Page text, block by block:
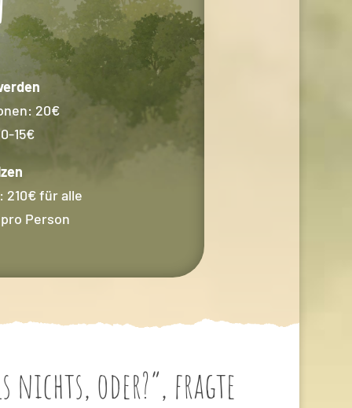
20€
15€
210€ für alle
Person
oder?“, fragte